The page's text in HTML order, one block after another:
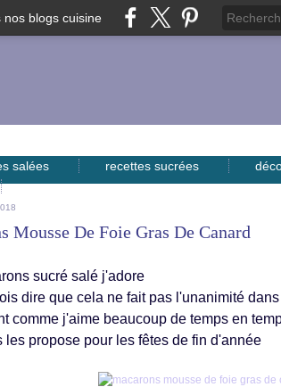
nos blogs cuisine
salées recettes sucrées
Mousse De Foie Gras De Canard
sucré salé j'adore
dire que cela ne fait pas l'unanimité
comme j'aime beaucoup de temps en
les propose pour les fêtes de fin d'année